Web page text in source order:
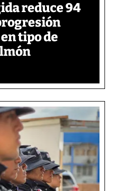
reduce 94
tipo de